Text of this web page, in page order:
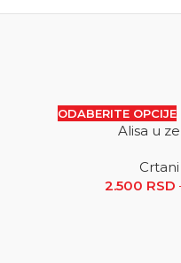
Raspon cena: od 2.500 RSD
ODABERITE OPCIJE
Alisa u
2.500 RSD